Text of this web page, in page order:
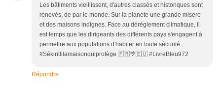
Les bâtiments vieillissent, d'autres classés et historiques sont
rénovés, de par le monde. Sur la planète une grande misere
et des maisons indignes. Face au dérèglement climatique, il
est temps que les dirigeants des différents pays s'engagent à
permettre aux populations d'habiter en toute sécurité.
#Sékiritlilamaisonquiprotège 🇫🇷🌴🇪🇺 #LivreBleu972
Répondre